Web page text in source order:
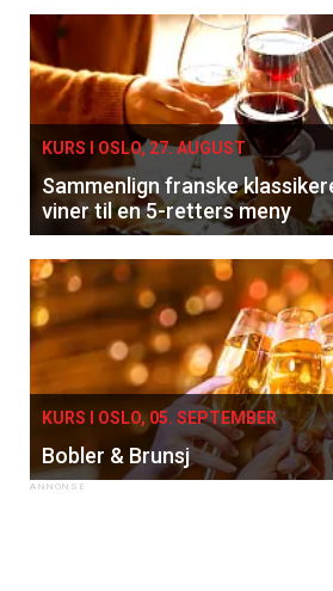
KURS I OSLO, 27. AUGUST
Sammenlign franske
viner til en 5-retters meny
KURS I OSLO, 05. SEPTEMBER
Bobler & Brunsj